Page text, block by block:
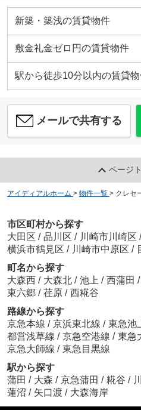
新築・築浅の賃貸物件
敷金礼金ゼロ円の賃貸物件
駅から徒歩10分以内の賃貸
メールで共有する
ページ
アイディアルホーム > 物件一覧 > クレセ
市区町村から探す
大田区 / 品川区 / 川崎市川崎区 /
横浜市鶴見区 / 川崎市中原区 /
町名から探す
大森西 / 大森北 / 池上 / 西蒲田 /
東六郷 / 荏原 / 西糀谷
路線から探す
京急本線 / 京浜東北線 / 東急池
都営浅草線 / 京急空港線 / 東急
京急大師線 / 東急目黒線
駅から探す
蒲田 / 大森 / 京急蒲田 / 糀谷 /
蓮沼 / 矢口渡 / 大森海岸